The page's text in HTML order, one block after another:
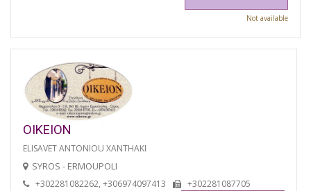
Not available
OIKEION
ELISAVET ANTONIOU XANTHAKI
SYROS - ERMOUPOLI
+302281082262, +306974097413 +302281087705